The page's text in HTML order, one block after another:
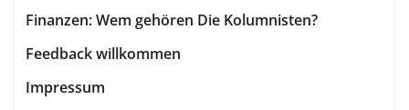
Finanzen: Wem gehören Die Kolumnisten?
Feedback willkommen
Impressum